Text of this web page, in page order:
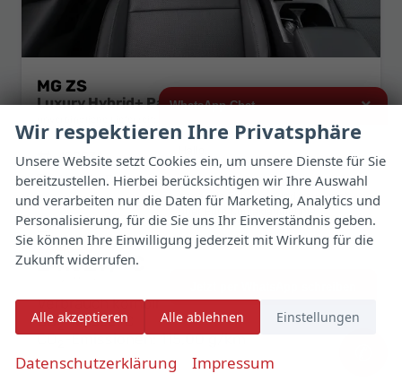
MG ZS
Luxury Hybrid+ Pano ACC 360Kam Nav LED SHZ
Fahrzeugnr. 189931 Getriebe Automatik
Kraftstoff Hybrid Benzin Außenfarbe Cosmic Silver Metallic
Leistung 75 kW (102 PS) Kilometerstand 10 km
15.07.2026
24.629,– €
29.640,– €
Verbrauch kombiniert:5,10 l/100km
CO 2-Klasse: C
CO -Emissionen:115,00 g/km
WhatsApp Chat ×
ich interessiere mich für das oben
genannte Fahrzeug und freue mich
über Eure Kontaktaufnahme.
Viele Grüße
Wir respektieren Ihre Privatsphäre
Unsere Website setzt Cookies ein, um unsere Dienste für Sie
bereitzustellen. Hierbei berücksichtigen wir Ihre Auswahl
und verarbeiten nur die Daten für Marketing, Analytics und
Personalisierung, für die Sie uns Ihr Einverständnis geben.
Sie können Ihre Einwilligung jederzeit mit Wirkung für die
Zukunft widerrufen.
Alle akzeptieren Alle ablehnen Einstellungen
Datenschutzerklärung Impressum